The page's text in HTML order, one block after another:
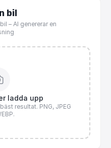
bil
– AI genererar en
ladda upp
resultat. PNG, JPEG